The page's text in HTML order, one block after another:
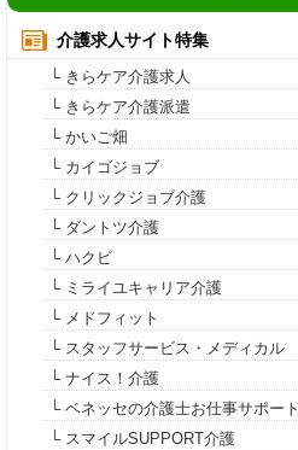
介護求人サイト特集
└ きらケア介護求人
└ きらケア介護派遣
└ かいご畑
└ カイゴジョブ
└ クリックジョブ介護
└ ダントツ介護
└ ハクビ
└ ミライユキャリア介護
└ メドフィット
└ スタッフサービス・メディカル
└ ナイス！介護
└ ベネッセの介護士お仕事サポート
└ スマイルSUPPORT介護